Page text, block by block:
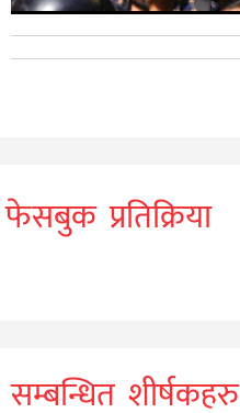
फेसबुक प्रतिक्रिया
सम्बन्धित शीर्षकहरु